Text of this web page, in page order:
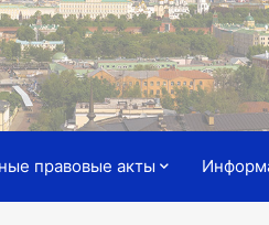
правовые акты